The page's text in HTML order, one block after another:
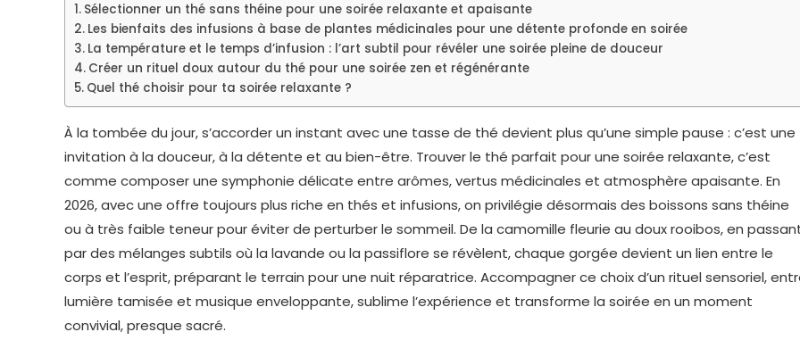
Sélectionner un thé sans théine pour une soirée relaxante et apaisante
Les bienfaits des infusions à base de plantes médicinales pour une détente profonde en soirée
La température et le temps d’infusion : l’art subtil pour révéler une soirée pleine de douceur
Créer un rituel doux autour du thé pour une soirée zen et régénérante
Quel thé choisir pour ta soirée relaxante ?
À la tombée du jour, s’accorder un instant avec une tasse de thé devient plus qu’une simple pause : c’est une
invitation à la douceur, à la détente et au bien-être. Trouver le thé parfait pour une soirée relaxante, c’est
comme composer une symphonie délicate entre arômes, vertus médicinales et atmosphère apaisante. En
2026, avec une offre toujours plus riche en thés et infusions, on privilégie désormais des boissons sans théine
ou à très faible teneur pour éviter de perturber le sommeil. De la camomille fleurie au doux rooibos, en
par des mélanges subtils où la lavande ou la passiflore se révèlent, chaque gorgée devient un lien entre le
corps et l’esprit, préparant le terrain pour une nuit réparatrice. Accompagner ce choix d’un rituel sensoriel,
lumière tamisée et musique enveloppante, sublime l’expérience et transforme la soirée en un moment
convivial, presque sacré.